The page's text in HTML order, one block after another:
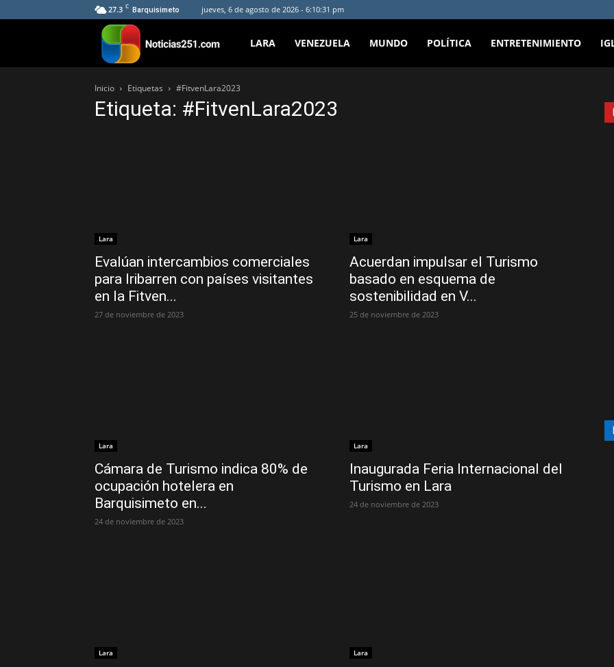
27.3 C Barquisimeto jueves, 6 de agosto de 2026 - 6:10:31 pm
Noticias251
LARA VENEZUELA MUNDO POLÍTICA ENTRETENIMIENTO
Inicio Etiquetas #FitvenLara2023
Etiqueta: #FitvenLara2023
Lara
Evalúan intercambios comerciales
para Iribarren con países visitantes
en la Fitven...
27 de noviembre de 2023
Lara
Acuerdan impulsar el Turismo
basado en esquema de
sostenibilidad en V...
25 de noviembre de 2023
Lara
Cámara de Turismo indica 80% de
ocupación hotelera en
Barquisimeto en...
24 de noviembre de 2023
Lara
Inaugurada Feria Internacional del
Turismo en Lara
24 de noviembre de 2023
Lara Lara